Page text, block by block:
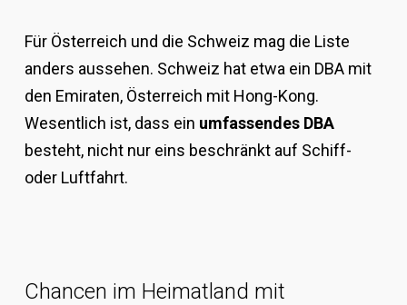
Für Österreich und die Schweiz mag die Liste
anders aussehen. Schweiz hat etwa ein DBA mit
den Emiraten, Österreich mit Hong-Kong.
Wesentlich ist, dass ein umfassendes DBA
besteht, nicht nur eins beschränkt auf Schiff-
oder Luftfahrt.
Chancen im Heimatland mit